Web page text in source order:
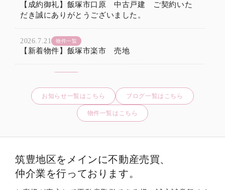
【成約御礼】飯塚市口原 中古戸建 ご契約いた
だき誠にありがとうございました。
2026.7.21 物件一覧
【新着物件】飯塚市楽市 売地
【新着物件】田川郡糸田町 売地
お知らせ
【成約御礼】嘉麻市牛隈 中古戸建 ご契約いた
2026.7.13 物件一覧
【新着物件】飯塚市鯰田 売地
お知らせ一覧はこちら ブログ一覧はこちら
物件一覧はこちら
筑豊地区をメインに不動産売買、
仲介業を行っております。